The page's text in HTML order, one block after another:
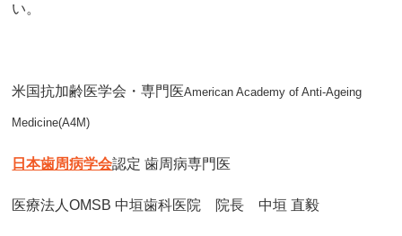
い。
米国抗加齢医学会・専門医American Academy of Anti-Ageing
Medicine(A4M)
日本歯周病学会認定 歯周病専門医
医療法人OMSB 中垣歯科医院 院長 中垣 直毅